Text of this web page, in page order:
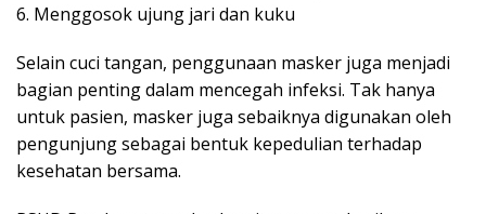
6. Menggosok ujung jari dan kuku
Selain cuci tangan, penggunaan masker juga menjadi
bagian penting dalam mencegah infeksi. Tak hanya
untuk pasien, masker juga sebaiknya digunakan oleh
pengunjung sebagai bentuk kepedulian terhadap
kesehatan bersama.